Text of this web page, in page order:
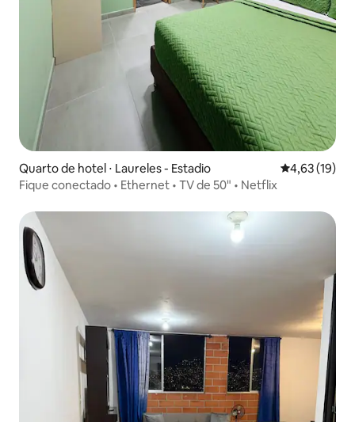
Quarto de hotel ⋅ Laureles - Estadio 4,63 de uma
4,63 (19)
Fique conectado • Ethernet • TV de 50" • Netflix